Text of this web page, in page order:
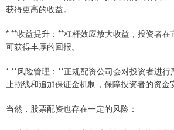
获得更高的收益。
* **收益提升：**杠杆效应放大收益，投资者在
可获得丰厚的回报。
* **风险管理：**正规配资公司会对投资者进
止损线和追加保证金机制，保障投资者的资金
当然，股票配资也存在一定的风险：